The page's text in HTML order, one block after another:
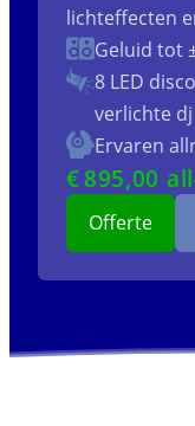
lichteffecten
Geluid tot
8 LED
verlichte
Ervaren
€895,00
Offerte